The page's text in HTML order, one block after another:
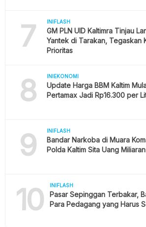
7 INIFLASH
GM PLN UID Kaltimra Tinjau
Yantek di Tarakan, Tegaskan
Prioritas
8 INIEKONOMI
Update Harga BBM Kaltim
Pertamax Jadi Rp16.300 per
9 INIFLASH
Bandar Narkoba di Muara
Polda Kaltim Sita Uang
10 INIFLASH
Pasar Sepinggan Terbakar,
Para Pedagang yang Harus